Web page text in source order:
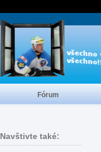
Navštivte také:
Fórum